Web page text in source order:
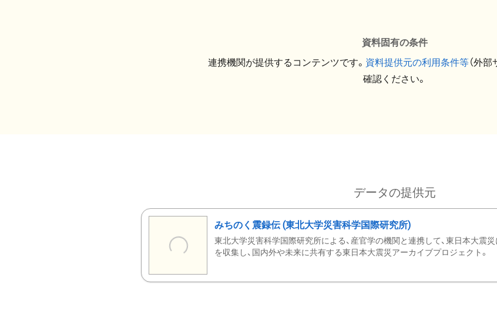
資料固有の条件
連携機関が提供するコンテンツです。 資料提供元の利用条件等（外
確認ください。
データの提供元
みちのく震録伝 (東北大学災害科学国際研究所)
東北大学災害科学国際研究所による、産官学の機関と連携して、東日本大震災
を収集し、国内外や未来に共有する東日本大震災アーカイブプロジェクト。